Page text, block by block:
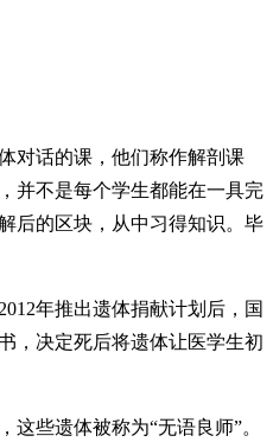
对话的课，他们称作解剖课
不是每个学生都能在一具完
后的区块，从中习得知识。毕
年推出遗体捐献计划后，国
，决定死后将遗体让医学生初
这些遗体被称为“无语良师”。